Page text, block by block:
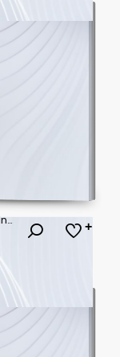
A diverse group of silhouetted people dancing together in celebration isolated on transparent background, Vector